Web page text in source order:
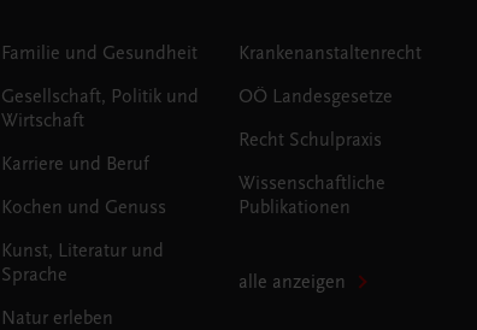
Familie und Gesundheit
Gesellschaft, Politik und
Wirtschaft
Karriere und Beruf
Kochen und Genuss
Kunst, Literatur und
Sprache
Natur erleben
Krankenanstaltenrecht
OÖ Landesgesetze
Recht Schulpraxis
Wissenschaftliche
Publikationen
alle anzeigen